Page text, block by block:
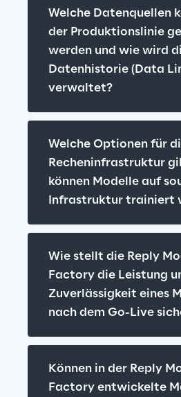
Welche Datenquellen
der Produktionslinie
werden und wie wird
Datenhistorie (Data
verwaltet?
Welche Optionen für
Recheninfrastruktur
können Modelle auf
Infrastruktur trainiert
Wie stellt die Reply
Factory die Leistung
Zuverlässigkeit eines
nach dem Go-Live
Können in der Reply
Factory entwickelte